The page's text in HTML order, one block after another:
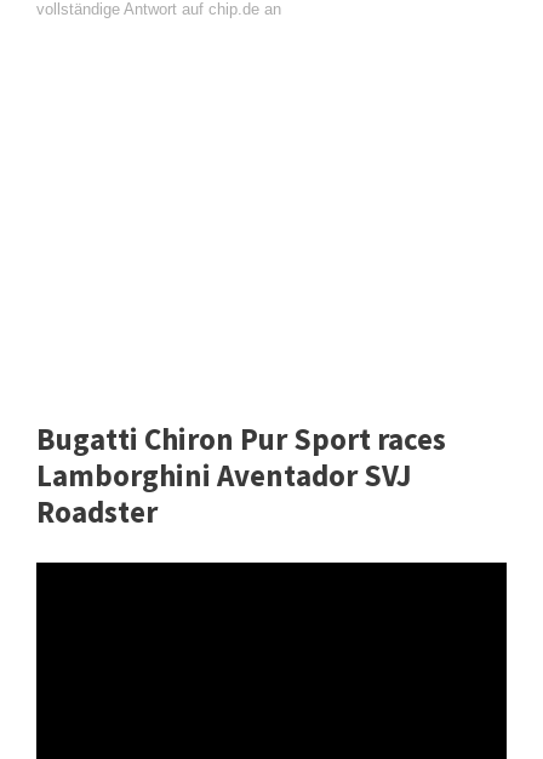
vollständige Antwort auf chip.de an
Bugatti Chiron Pur Sport races
Lamborghini Aventador SVJ
Roadster